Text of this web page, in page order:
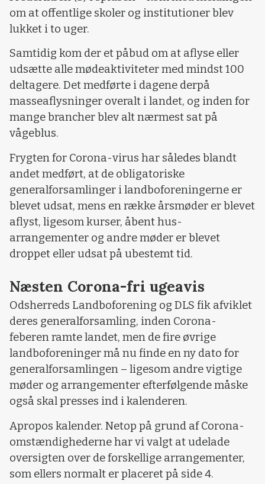
om at offentlige skoler og institutioner blev
lukket i to uger.
Samtidig kom der et påbud om at aflyse eller
udsætte alle mødeaktiviteter med mindst 100
deltagere. Det medførte i dagene derpå
masseaflysninger overalt i landet, og inden for
mange brancher blev alt nærmest sat på
vågeblus.
Frygten for Corona-virus har således blandt
andet medført, at de obligatoriske
generalforsamlinger i landboforeningerne er
blevet udsat, mens en række årsmøder er blevet
aflyst, ligesom kurser, åbent hus-
arrangementer og andre møder er blevet
droppet eller udsat på ubestemt tid.
Næsten Corona-fri ugeavis
Odsherreds Landboforening og DLS fik afviklet
deres generalforsamling, inden Corona-
feberen ramte landet, men de fire øvrige
landboforeninger må nu finde en ny dato for
generalforsamlingen – ligesom andre vigtige
møder og arrangementer efterfølgende måske
også skal presses ind i kalenderen.
Apropos kalender. Netop på grund af Corona-
omstændighederne har vi valgt at udelade
oversigten over de forskellige arrangementer,
som ellers normalt er placeret på side 4.